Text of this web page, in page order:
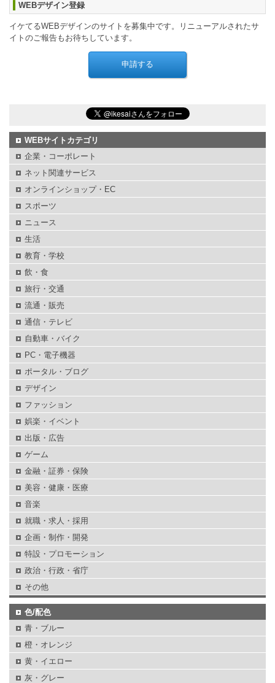
WEBデザイン登録
イケてるWEBデザインのサイトを募集中です。リニューアルされたサ
イトのご報告もお待ちしています。
WEBサイトカテゴリ
企業・コーポレート
ネット関連サービス
オンラインショップ・EC
スポーツ
ニュース
生活
教育・学校
飲・食
旅行・交通
流通・販売
通信・テレビ
自動車・バイク
PC・電子機器
ポータル・ブログ
デザイン
ファッション
娯楽・イベント
出版・広告
ゲーム
金融・証券・保険
美容・健康・医療
音楽
就職・求人・採用
企画・制作・開発
特設・プロモーション
政治・行政・省庁
その他
色/配色
青・ブルー
橙・オレンジ
黄・イエロー
灰・グレー